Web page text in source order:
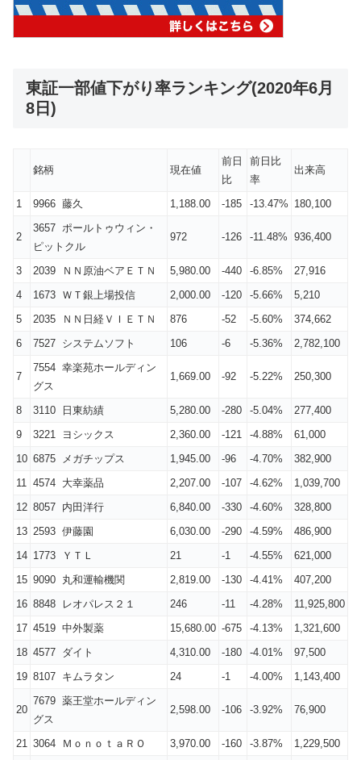
東証一部値下がり率ランキング(2020年6月
8日)
銘柄 現在値
前日
比
前日比
率
出来高
1 9966 藤久 1,188.00 -185 -13.47% 180,100
2
3657 ポールトゥウィン・
ピットクル
972 -126 -11.48% 936,400
3 2039 ＮＮ原油ベアＥＴＮ 5,980.00 -440 -6.85%
27,916
4
1673 ＷＴ銀上場投信 2,000.00 -120 -5.66%
5,210
5
2035 ＮＮ日経ＶＩＥＴＮ 876 -52 -5.60%
374,662
6
7527 システムソフト 106 -6 -5.36% 2,782,100
7
7554 幸楽苑ホールディン
グス
1,669.00 -92 -5.22% 250,300
8 3110 日東紡績 5,280.00 -280 -5.04%
277,400
9
3221 ヨシックス 2,360.00 -121 -4.88%
61,000
10 6875 メガチップス 1,945.00 -96 -4.70%
382,900
11
4574 大幸薬品 2,207.00 -107 -4.62%
1,039,700
12 8057 内田洋行 6,840.00 -330 -4.60%
328,800
13 2593 伊藤園 6,030.00 -290 -4.59%
486,900
14 1773 ＹＴＬ 21 -1 -4.55%
621,000
15 9090 丸和運輸機関 2,819.00 -130 -4.41%
407,200
16 8848 レオパレス２１ 246 -11 -4.28%
11,925,800
17 4519 中外製薬 15,680.00 -675 -4.13%
1,321,600
18 4577 ダイト 4,310.00 -180 -4.01%
97,500
19 8107 キムラタン 24 -1 -4.00% 1,143,400
20
7679 薬王堂ホールディン
グス
2,598.00 -106 -3.92% 76,900
21 3064 ＭｏｎｏｔａＲＯ 3,970.00 -160 -3.87%
1,229,500